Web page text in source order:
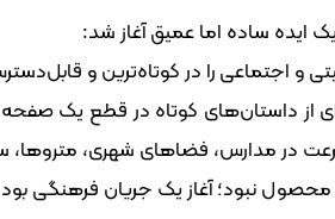
ایده ساده اما عمیق آغاز شد:
و اجتماعی را در کوتاه‌ترین و
در مدارس، فضاهای شهری، متروها،
نبود؛ آغاز یک جریان فرهنگی